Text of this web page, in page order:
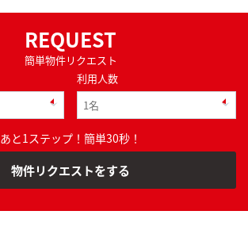
REQUEST
簡単物件リクエスト
利用人数
あと1ステップ！簡単30秒！
物件リクエストをする